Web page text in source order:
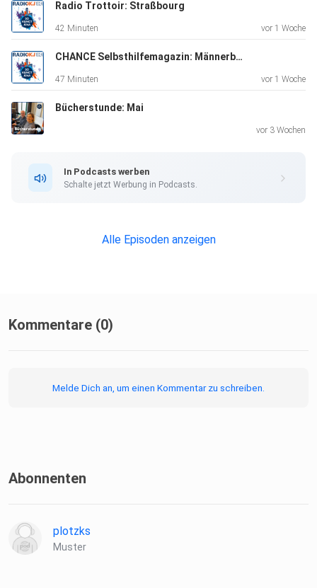
Radio Trottoir: Straßbourg
42 Minuten vor 1 Woche
CHANCE Selbsthilfemagazin: Männerberatung
47 Minuten vor 1 Woche
Bücherstunde: Mai
vor 3 Wochen
In Podcasts werben
Schalte jetzt Werbung in Podcasts.
Alle Episoden anzeigen
Kommentare (0)
Melde Dich an, um einen Kommentar zu schreiben.
Abonnenten
plotzks
Muster